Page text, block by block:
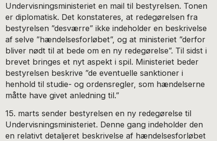
Undervisningsministeriet en mail til bestyrelsen. Tonen
er diplomatisk. Det konstateres, at redegørelsen fra
bestyrelsen ”desværre” ikke indeholder en beskrivelse
af selve ”hændelsesforløbet”, og at ministeriet ”derfor
bliver nødt til at bede om en ny redegørelse”. Til sidst i
brevet bringes et nyt aspekt i spil. Ministeriet beder
bestyrelsen beskrive ”de eventuelle sanktioner i
henhold til studie- og ordensregler, som hændelserne
måtte have givet anledning til.”
15. marts sender bestyrelsen en ny redegørelse til
Undervisningsministeriet. Denne gang indeholder den
en relativt detaljeret beskrivelse af hændelsesforløbet